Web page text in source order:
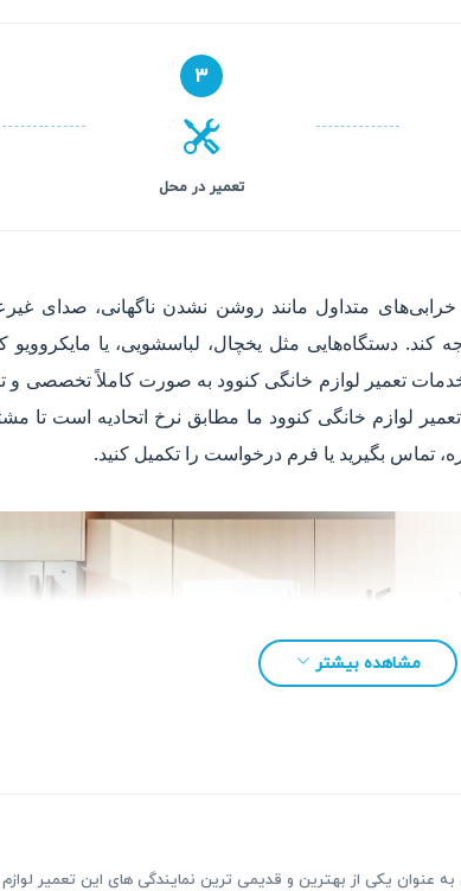
۳
تعمیر در محل
متداول مانند روشن نشدن ناگهانی، صدای
کند. دستگاه‌هایی مثل یخچال، لباسشویی، یا
تعمیر لوازم خانگی کنوود به صورت کاملاً تخصصی
کتبی ۹۰ روزه. هزینه و تعرفه تعمیر لوازم خانگی کنوود ما مطابق نرخ
تماس بگیرید یا فرم درخواست را تکمیل کنید.
مشاهده بیشتر
تعمیرات لوازم خانگی به عنوان یکی از بهترین و قدیمی ترین نمایندگی های این